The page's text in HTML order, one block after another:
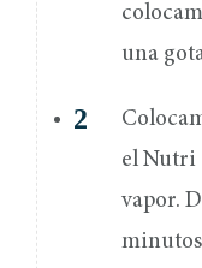
una
el Nutri
vapor.
minutos